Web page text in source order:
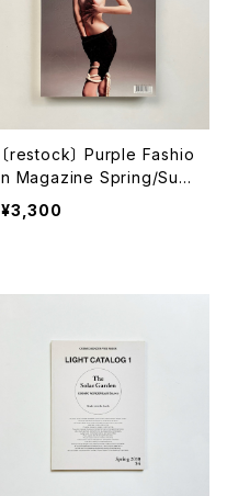
〔restock〕 Purple Fashio
n Magazine Spring/Sum
mer 2008 volume 3, iss
ue 9
¥3,300